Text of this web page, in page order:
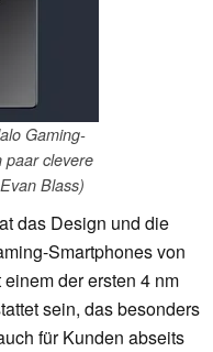
Gaming-
paar clevere
Blass)
das Design und die
Smartphones von
der ersten 4 nm
sein, das besonders
für Kunden abseits